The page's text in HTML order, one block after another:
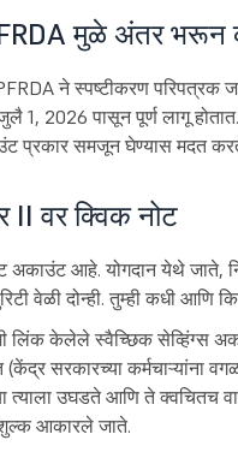
मुळे अंतर भरून
ने स्पष्टीकरण
2026 पासून पूर्ण लागू
प्रकार समजून घेण्यास मदत
II वर क्विक नोट
अकाउंट आहे. योगदान येथे जाते,
वेळी दोन्ही. तुम्ही कधी
लिंक केलेले स्वैच्छिक सेव्हिंग्स
सरकारच्या कर्मचाऱ्यांना
त्याला उघडते आणि ते क्वचितच
आकारले जाते.